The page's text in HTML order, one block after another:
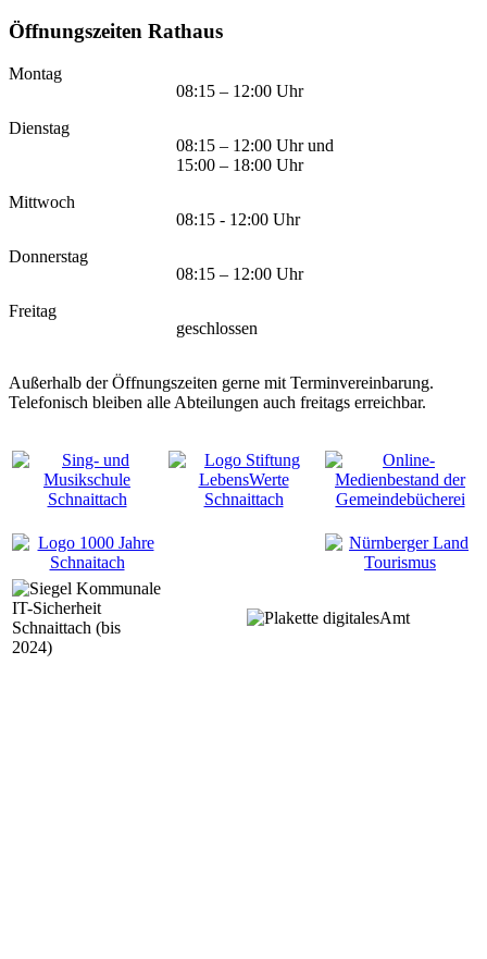
Öffnungszeiten Rathaus
Montag
08:15 – 12:00 Uhr
Dienstag
08:15 – 12:00 Uhr und
15:00 – 18:00 Uhr
Mittwoch
08:15 - 12:00 Uhr
Donnerstag
08:15 – 12:00 Uhr
Freitag
geschlossen
Außerhalb der Öffnungszeiten gerne mit Terminvereinbarung.
Telefonisch bleiben alle Abteilungen auch freitags erreichbar.